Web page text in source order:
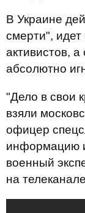
В Украине
смерти", идет
активистов,
абсолютно
"Дело в свои
взяли
офицер
информацию
военный
на